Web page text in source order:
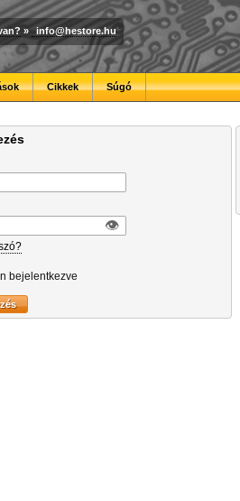
» info@hestore.hu
Cikkek Súgó
👁︎
bejelentkezve